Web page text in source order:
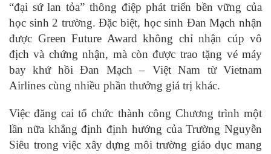
“đại sứ lan tỏa” thông điệp phát triển bền vững của
học sinh 2 trường. Đặc biệt, học sinh Đan Mạch nhận
được Green Future Award không chỉ nhận cúp vô
địch và chứng nhận, mà còn được trao tặng vé máy
bay khứ hồi Đan Mạch – Việt Nam từ Vietnam
Airlines cùng nhiều phần thưởng giá trị khác.
Việc đăng cai tổ chức thành công Chương trình một
lần nữa khẳng định định hướng của Trường Nguyễn
Siêu trong việc xây dựng môi trường giáo dục mang